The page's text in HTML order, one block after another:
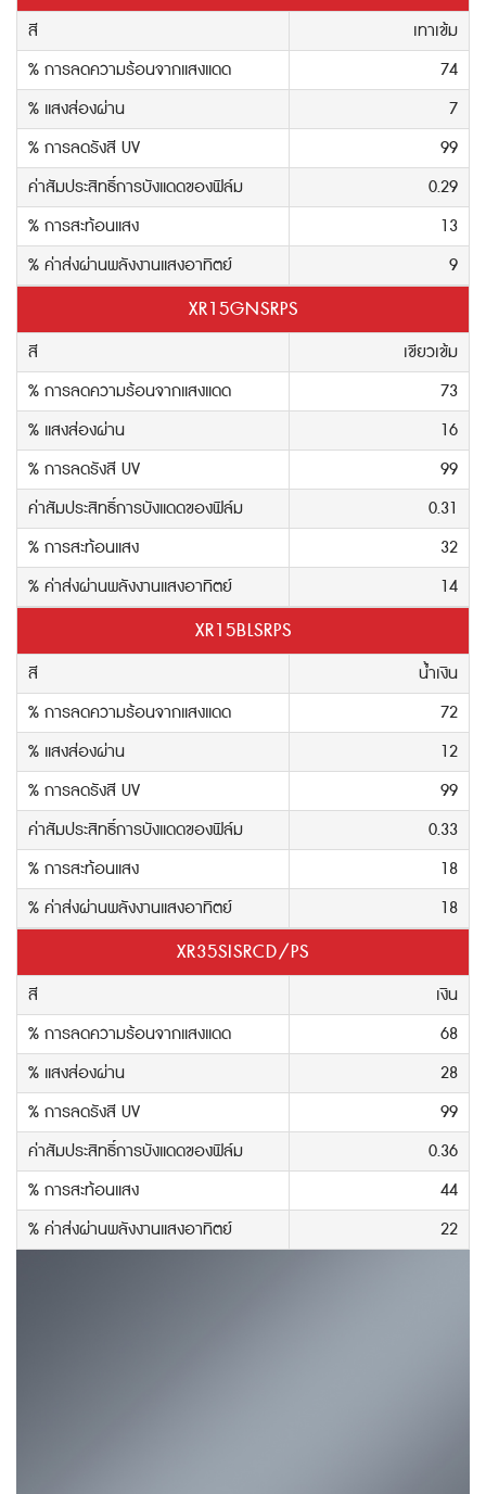
สี
เทาเข้ม
% การลดความร้อนจากแสงแดด
74
% แสงส่องผ่าน
7
% การลดรังสี UV
99
ค่าสัมประสิทธิ์การบังแดดของฟิล์ม
0.29
% การสะท้อนแสง
13
% ค่าส่งผ่านพลังงานแสงอาทิตย์
9
XR15GNSRPS
สี
เขียวเข้ม
% การลดความร้อนจากแสงแดด
73
% แสงส่องผ่าน
16
% การลดรังสี UV
99
ค่าสัมประสิทธิ์การบังแดดของฟิล์ม
0.31
% การสะท้อนแสง
32
% ค่าส่งผ่านพลังงานแสงอาทิตย์
14
XR15BLSRPS
สี
น้ำเงิน
% การลดความร้อนจากแสงแดด
72
% แสงส่องผ่าน
12
% การลดรังสี UV
99
ค่าสัมประสิทธิ์การบังแดดของฟิล์ม
0.33
% การสะท้อนแสง
18
% ค่าส่งผ่านพลังงานแสงอาทิตย์
18
XR35SISRCD/PS
สี
เงิน
% การลดความร้อนจากแสงแดด
68
% แสงส่องผ่าน
28
% การลดรังสี UV
99
ค่าสัมประสิทธิ์การบังแดดของฟิล์ม
0.36
% การสะท้อนแสง
44
% ค่าส่งผ่านพลังงานแสงอาทิตย์
22